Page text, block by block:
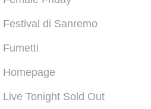
Festival di Sanremo
Fumetti
Homepage
Live Tonight Sold Out